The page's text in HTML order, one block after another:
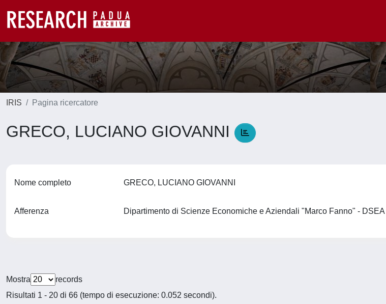
IRIS Pagina ricercatore
GRECO, LUCIANO GIOVANNI
Nome completo GRECO, LUCIANO GIOVANNI
Afferenza Dipartimento di Scienze Economiche e Aziendali "Marco Fanno" - DSEA
Mostra
records
Risultati 1 - 20 di 66 (tempo di esecuzione: 0.052 secondi).